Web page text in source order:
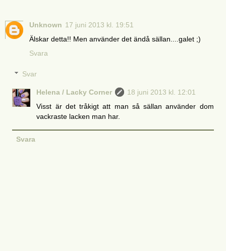
Unknown 17 juni 2013 kl. 19:51
Älskar detta!! Men använder det ändå sällan....galet ;)
Svara
Svar
Helena / Lacky Corner
18 juni 2013 kl. 12:01
Visst är det tråkigt att man så sällan använder dom
vackraste lacken man har.
Svara